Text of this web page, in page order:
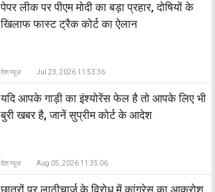
पेपर लीक पर पीएम मोदी का बड़ा प्रहार, दोषियों के
खिलाफ फास्ट ट्रैक कोर्ट का ऐलान
देश न्यूज़ Jul 23, 2026 11:53:36
यदि आपके गाड़ी का इंश्योरेंस फेल है तो आपके लिए भी
बुरी खबर है, जानें सुप्रीम कोर्ट के आदेश
देश न्यूज़ Aug 05, 2026 11:35:06